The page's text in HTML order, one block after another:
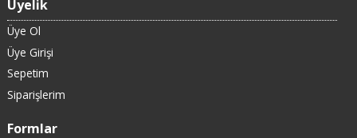
Üyelik
Üye Ol
Üye Girişi
Sepetim
Siparişlerim
Formlar